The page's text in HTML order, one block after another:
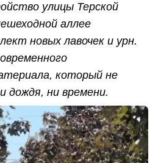
улицы Терской
аллее
новых лавочек и урн.
который не
дождя, ни времени.